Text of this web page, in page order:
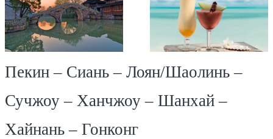
Пекин – Сиань – Лоян/Шаолинь –
Сучжоу – Ханчжоу – Шанхай –
Хайнань – Гонконг